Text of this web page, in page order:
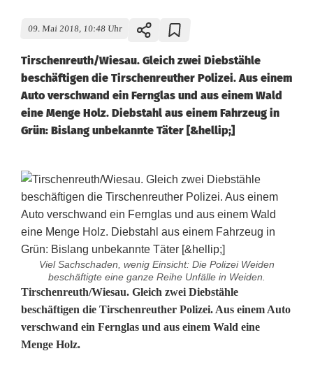
09. Mai 2018, 10:48 Uhr
Tirschenreuth/Wiesau. Gleich zwei Diebstähle
beschäftigen die Tirschenreuther Polizei. Aus einem
Auto verschwand ein Fernglas und aus einem Wald
eine Menge Holz. Diebstahl aus einem Fahrzeug in
Grün: Bislang unbekannte Täter [&hellip;]
Viel Sachschaden, wenig Einsicht: Die Polizei Weiden
beschäftigte eine ganze Reihe Unfälle in Weiden.
D
i
e
Tirschenreuth/Wiesau. Gleich zwei Diebstähle
beschäftigen die Tirschenreuther Polizei. Aus einem Auto
verschwand ein Fernglas und aus einem Wald eine
Menge Holz.